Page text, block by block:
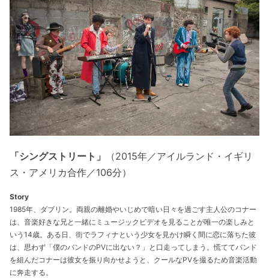
「シングストリート」
（2015年／アイルランド・イギリ
ス・アメリカ合作／106分）
Story
1985年、ダブリン。両親の離婚やいじめで暗い日々を過ごす主人公のコナー
は、音楽好きな兄と一緒にミュージックビデオを見ることが唯一の楽しみと
いう14歳。ある日、街でラフィナという少女を見かけ瞬く間に恋に落ちた彼
は、思わず「僕のバンドのPVに出ない？」と口走ってしまう。慌ててバンド
を組んだコナーは彼女を振り向かせようと、クールなPVを撮るため音楽活動
に奔走する。